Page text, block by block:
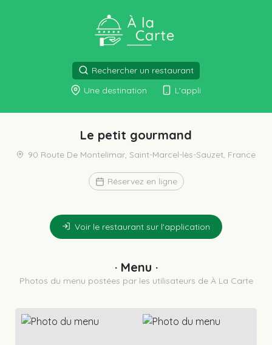
Rechercher un restaurant
Une destination
L'appli
Le petit gourmand
90 Route De Montelimar, Saint-Marcel-lès-Sauzet, France
Réservez en ligne
Voir le restaurant sur l'application
· Menu ·
Photos du menu postées par les utilisateurs de À La Carte